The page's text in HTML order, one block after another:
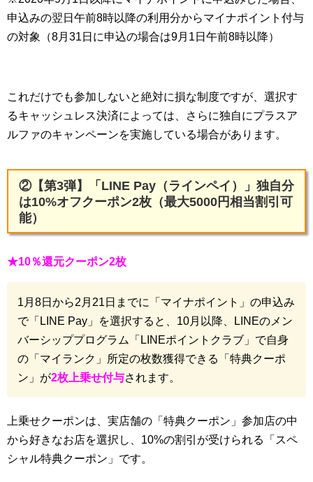
申込みの翌日午前8時以降の利用分からマイナポイント付与
の対象（8月31日に申込の場合は9月1日午前8時以降）
これだけでも参加しないと絶対に損な制度ですが、選択す
るキャッシュレス決済によっては、さらに独自にプラスア
ルファのキャンペーンを実施している場合があります。
②【第3弾】「LINE Pay（ラインペイ）」独自分
は10%オフクーポン2枚（最大5000円相当割引可
能）
★10％還元クーポン2枚
1月8日から2月21日までに「マイナポイント」の申込み
で「LINE Pay」を選択すると、10月以降、LINEのメン
バーシッププログラム「LINEポイントクラブ」で自身
の「マイランク」所定の枚数獲得できる「特典クーポ
ン」が2枚上乗せ付与されます。
上乗せクーポンは、実店舗の「特典クーポン」参加店の中
から好きなお店を選択し、10%の割引が受けられる「スペ
シャル特典クーポン」です。